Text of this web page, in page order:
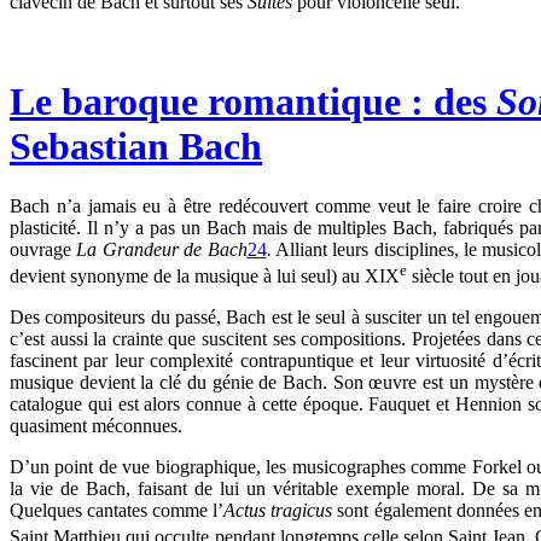
Le baroque romantique : des
Sebastian Bach
Bach n’a jamais eu à être redécouvert comme veut le faire croire
plasticité. Il n’y a pas un Bach mais de multiples Bach, fabriqués
ouvrage La Grandeur de Bach24. Alliant leurs disciplines, le
devient synonyme de la musique à lui seul) au XIXe siècle tout en
Des compositeurs du passé, Bach est le seul à susciter un tel
c’est aussi la crainte que suscitent ses compositions. Projetées
fascinent par leur complexité contrapuntique et leur virtuosité
musique devient la clé du génie de Bach. Son œuvre est un mystère
catalogue qui est alors connue à cette époque. Fauquet et
quasiment méconnues.
D’un point de vue biographique, les musicographes comme Forkel
la vie de Bach, faisant de lui un véritable exemple moral. De sa
Quelques cantates comme l’Actus tragicus sont également données